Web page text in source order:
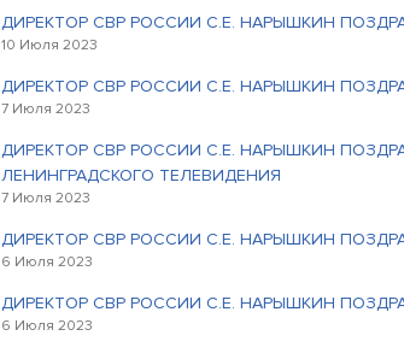
ДИРЕКТОР СВР РОССИИ С.Е. НАРЫШКИН
10 Июля 2023
ДИРЕКТОР СВР РОССИИ С.Е. НАРЫШКИН
7 Июля 2023
ДИРЕКТОР СВР РОССИИ С.Е. НАРЫШКИН
ЛЕНИНГРАДСКОГО ТЕЛЕВИДЕНИЯ
7 Июля 2023
ДИРЕКТОР СВР РОССИИ С.Е. НАРЫШКИН
6 Июля 2023
ДИРЕКТОР СВР РОССИИ С.Е. НАРЫШКИН
6 Июля 2023